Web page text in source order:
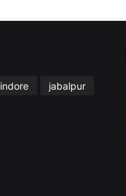
indore jabalpur